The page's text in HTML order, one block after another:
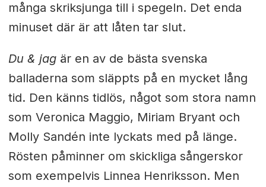
många skriksjunga till i spegeln. Det enda
minuset där är att låten tar slut.
Du & jagär en av de bästa svenska
balladerna som släppts på en mycket lång
tid. Den känns tidlös, något som stora namn
som Veronica Maggio, Miriam Bryant och
Molly Sandén inte lyckats med på länge.
Rösten påminner om skickliga sångerskor
som exempelvis Linnea Henriksson. Men